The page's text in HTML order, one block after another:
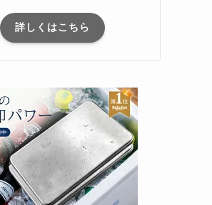
詳しくはこちら